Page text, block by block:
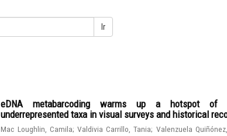
Ir
eDNA metabarcoding warms up a hotspot of
underrepresented taxa in visual surveys and historical
Mac Loughlin, Camila;Valdivia Carrillo, Tania; Valenzuela